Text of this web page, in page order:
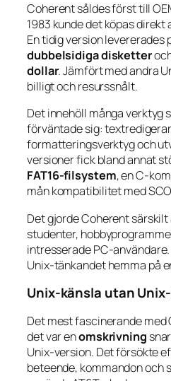
Coherent såldes först till
1983 kunde det köpas direkt
En tidig version levererades
dubbelsidiga disketter
dollar. Jämfört med andra
billigt och resurssnålt.
Det innehöll många verktyg
förväntade sig:
formatteringsverktyg och
versioner fick bland annat
FAT16-filsystem, en C-
mån kompatibilitet med
Det gjorde Coherent
studenter,
intresserade PC-
Unix-tänkandet hemma på
Unix-känsla utan
Det mest fascinerande
det var enomskrivning
Unix-version. Det försökte
beteende, kommandon och